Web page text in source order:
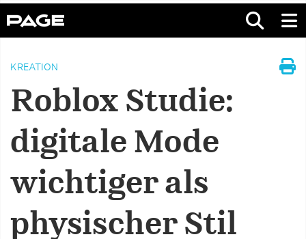
KREATION
Roblox Studie:
digitale Mode
wichtiger als
physischer Stil